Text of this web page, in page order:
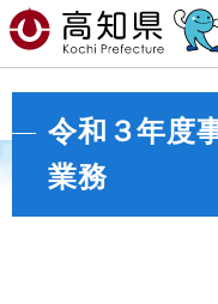
令和３年度
業務